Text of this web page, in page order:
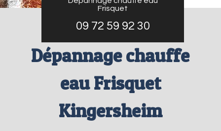
Frisquet
09 72 59 92 30
Dépannage chauffe
eau Frisquet
Kingersheim